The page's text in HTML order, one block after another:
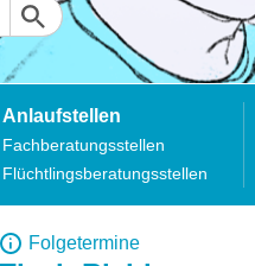
Anlaufstellen
Fachberatungsstellen
Flüchtlingsberatungsstellen
Folgetermine